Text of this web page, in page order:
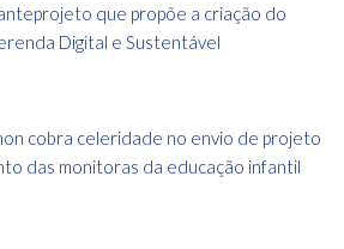
que propõe a criação do
Digital e Sustentável
cobra celeridade no envio de projeto
das monitoras da educação infantil